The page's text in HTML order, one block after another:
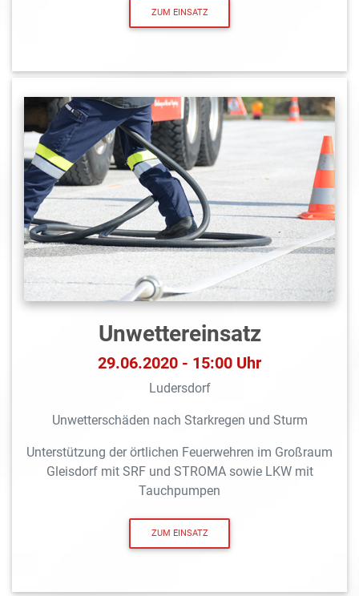
ZUM EINSATZ
Unwettereinsatz
29.06.2020 - 15:00 Uhr
Ludersdorf
Unwetterschäden nach Starkregen und Sturm
Unterstützung der örtlichen Feuerwehren im Großraum
Gleisdorf mit SRF und STROMA sowie LKW mit
Tauchpumpen
ZUM EINSATZ